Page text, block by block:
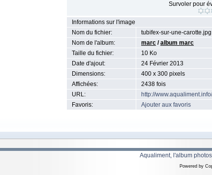
Survoler pour
Informations sur l'image
Nom du fichier:
tubifex-sur-une-carotte.jpg
Nom de l'album:
marc /album marc
Taille du fichier:
10 Ko
Date d'ajout:
24 Février 2013
Dimensions:
400 x 300 pixels
Affichées:
2438 fois
URL:
http://
Favoris:
Ajouter aux favoris
Aqualiment, l'album photos
Powered by